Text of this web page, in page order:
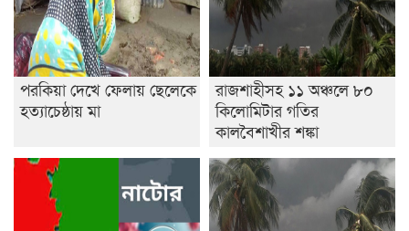
পরকিয়া দেখে ফেলায় ছেলেকে
হত্যাচেষ্ঠায় মা
রাজশাহীসহ ১১ অঞ্চলে ৮০
কিলোমিটার গতির
কালবৈশাখীর শঙ্কা